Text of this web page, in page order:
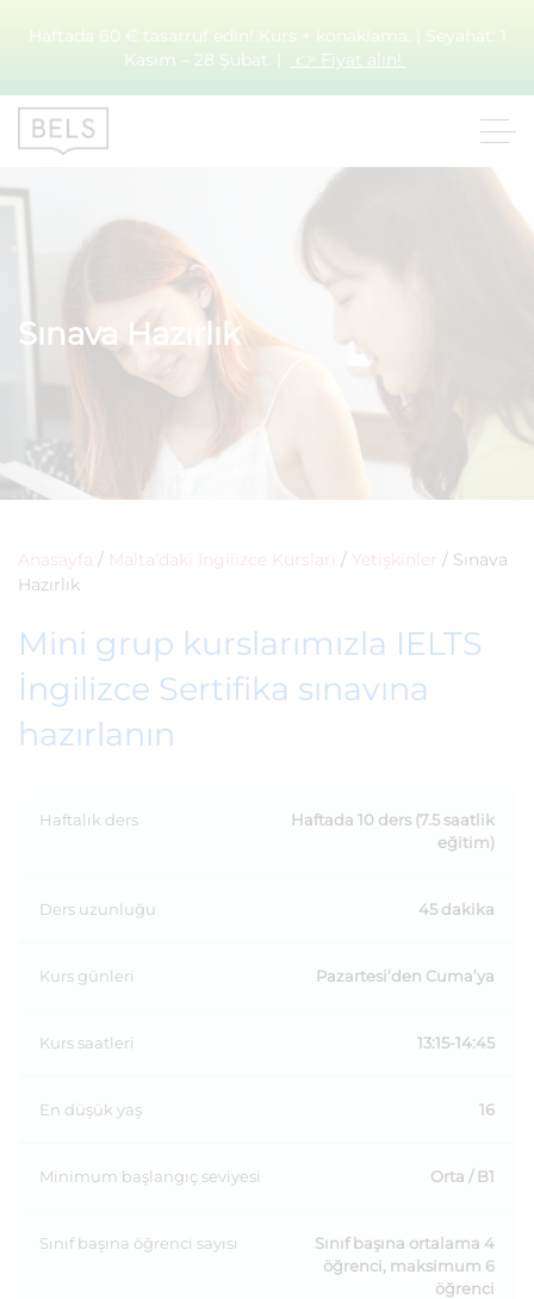
Haftada 60 € tasarruf edin! Kurs + konaklama. | Seyahat: 1
Kasım – 28 Şubat. |
👉 Fiyat alın!
Sınava Hazırlık
Anasayfa / Malta’daki İngilizce Kursları / Yetişkinler / Sınava
Hazırlık
Mini grup kurslarımızla IELTS
İngilizce Sertifika sınavına
hazırlanın
Haftalık ders
Haftada 10 ders (7.5 saatlik
eğitim)
Ders uzunluğu 45 dakika
Kurs günleri Pazartesi’den Cuma’ya
Kurs saatleri 13:15-14:45
En düşük yaş 16
Minimum başlangıç seviyesi Orta / B1
Sınıf başına öğrenci sayısı
Sınıf başına ortalama 4
öğrenci, maksimum 6
öğrenci